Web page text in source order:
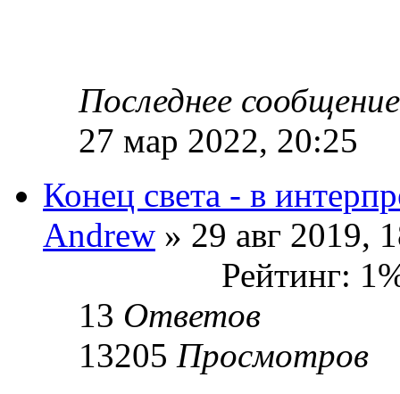
Последнее
27 мар 2022, 20:25
Конец света - в
Andrew » 29 авг 2019,
Рейтинг:
13 Ответов
13205 Просмотров